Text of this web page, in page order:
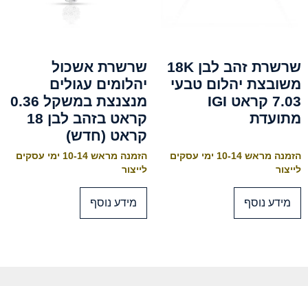
שרשרת זהב לבן 18K
משובצת יהלום טבעי
7.03 קראט IGI
מתועדת
הזמנה מראש 10-14 ימי עסקים
לייצור
מידע נוסף
שרשרת אשכול
יהלומים עגולים
מנצנצת במשקל 0.36
קראט בזהב לבן 18
קראט (חדש)
הזמנה מראש 10-14 ימי עסקים
לייצור
מידע נוסף